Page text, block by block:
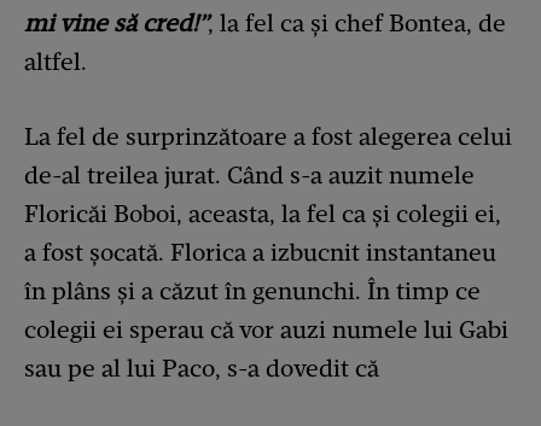
mi vine să cred!”, la fel ca și chef Bontea, de
altfel.
La fel de surprinzătoare a fost alegerea celui
de-al treilea jurat. Când s-a auzit numele
Floricăi Boboi, aceasta, la fel ca și colegii ei,
a fost șocată. Florica a izbucnit instantaneu
în plâns și a căzut în genunchi. În timp ce
colegii ei sperau că vor auzi numele lui Gabi
sau pe al lui Paco, s-a dovedit că